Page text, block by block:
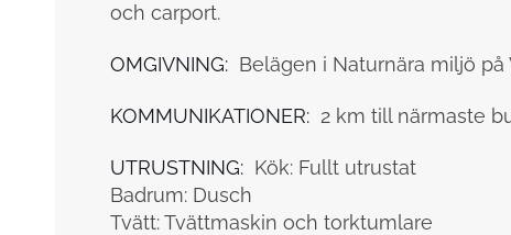
och carport.
OMGIVNING: Belägen i Naturnära miljö
KOMMUNIKATIONER: 2 km till närmaste
UTRUSTNING: Kök: Fullt utrustat
Badrum: Dusch
Tvätt: Tvättmaskin och torktumlare